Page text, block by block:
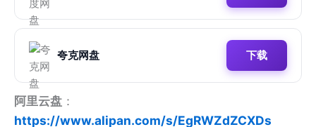
夸克网盘 下载
阿里云盘 ：
https://www.alipan.com/s/EgRWZdZCXDs